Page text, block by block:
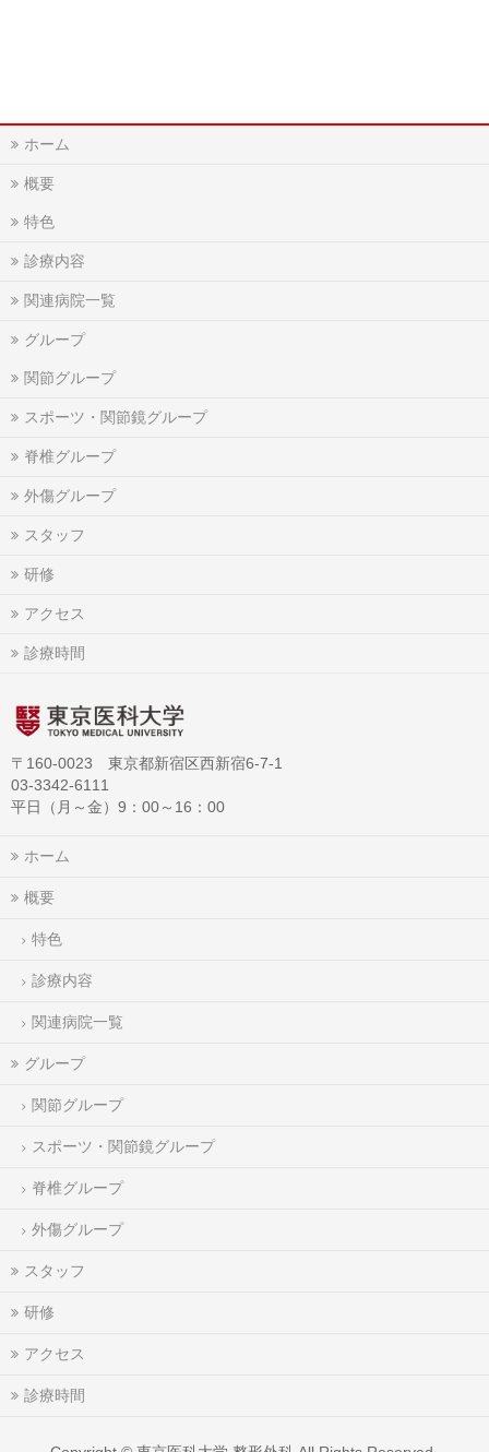
ホーム
概要
特色
診療内容
関連病院一覧
グループ
関節グループ
スポーツ・関節鏡グループ
脊椎グループ
外傷グループ
スタッフ
研修
アクセス
診療時間
〒160-0023 東京都新宿区西新宿6-7-1
03-3342-6111
平日（月～金）9：00～16：00
ホーム
概要
特色
診療内容
関連病院一覧
グループ
関節グループ
スポーツ・関節鏡グループ
脊椎グループ
外傷グループ
スタッフ
研修
アクセス
診療時間